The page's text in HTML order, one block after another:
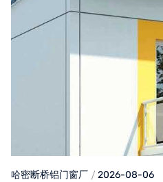
哈密断桥铝门窗厂 2026-08-06